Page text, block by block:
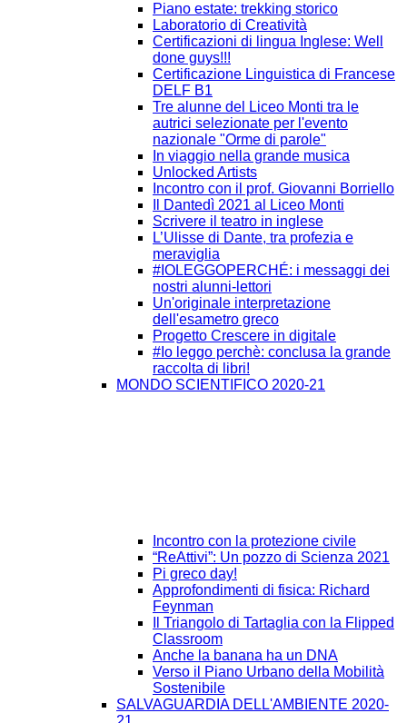
Piano estate: trekking storico
Laboratorio di Creatività
Certificazioni di lingua Inglese: Well
done guys!!!
Certificazione Linguistica di Francese
DELF B1
Tre alunne del Liceo Monti tra le
autrici selezionate per l'evento
nazionale "Orme di parole"
In viaggio nella grande musica
Unlocked Artists
Incontro con il prof. Giovanni Borriello
Il Dantedì 2021 al Liceo Monti
Scrivere il teatro in inglese
L’Ulisse di Dante, tra profezia e
meraviglia
#IOLEGGOPERCHÉ: i messaggi dei
nostri alunni-lettori
Un'originale interpretazione
dell'esametro greco
Progetto Crescere in digitale
#Io leggo perchè: conclusa la grande
raccolta di libri!
MONDO SCIENTIFICO 2020-21
Incontro con la protezione civile
“ReAttivi”: Un pozzo di Scienza 2021
Pi greco day!
Approfondimenti di fisica: Richard
Feynman
Il Triangolo di Tartaglia con la Flipped
Classroom
Anche la banana ha un DNA
Verso il Piano Urbano della Mobilità
Sostenibile
SALVAGUARDIA DELL'AMBIENTE 2020-